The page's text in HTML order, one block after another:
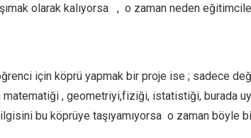
olarak kalıyorsa , o zaman neden
için köprü yapmak bir proje ise ; sadece
, geometriyi,fiziği, istatistiği, burada
bu köprüye taşıyamıyorsa o zaman böyle